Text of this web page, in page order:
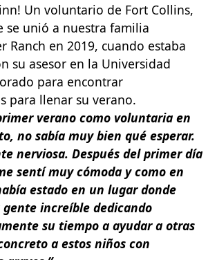
Un voluntario de Fort Collins,
se unió a nuestra familia
Ranch en 2019, cuando estaba
su asesor en la Universidad
para encontrar
para llenar su verano.
verano como voluntaria en
no sabía muy bien qué esperar.
nerviosa. Después del primer día
sentí muy cómoda y como en
estado en un lugar donde
increíble dedicando
su tiempo a ayudar a otras
a estos niños con